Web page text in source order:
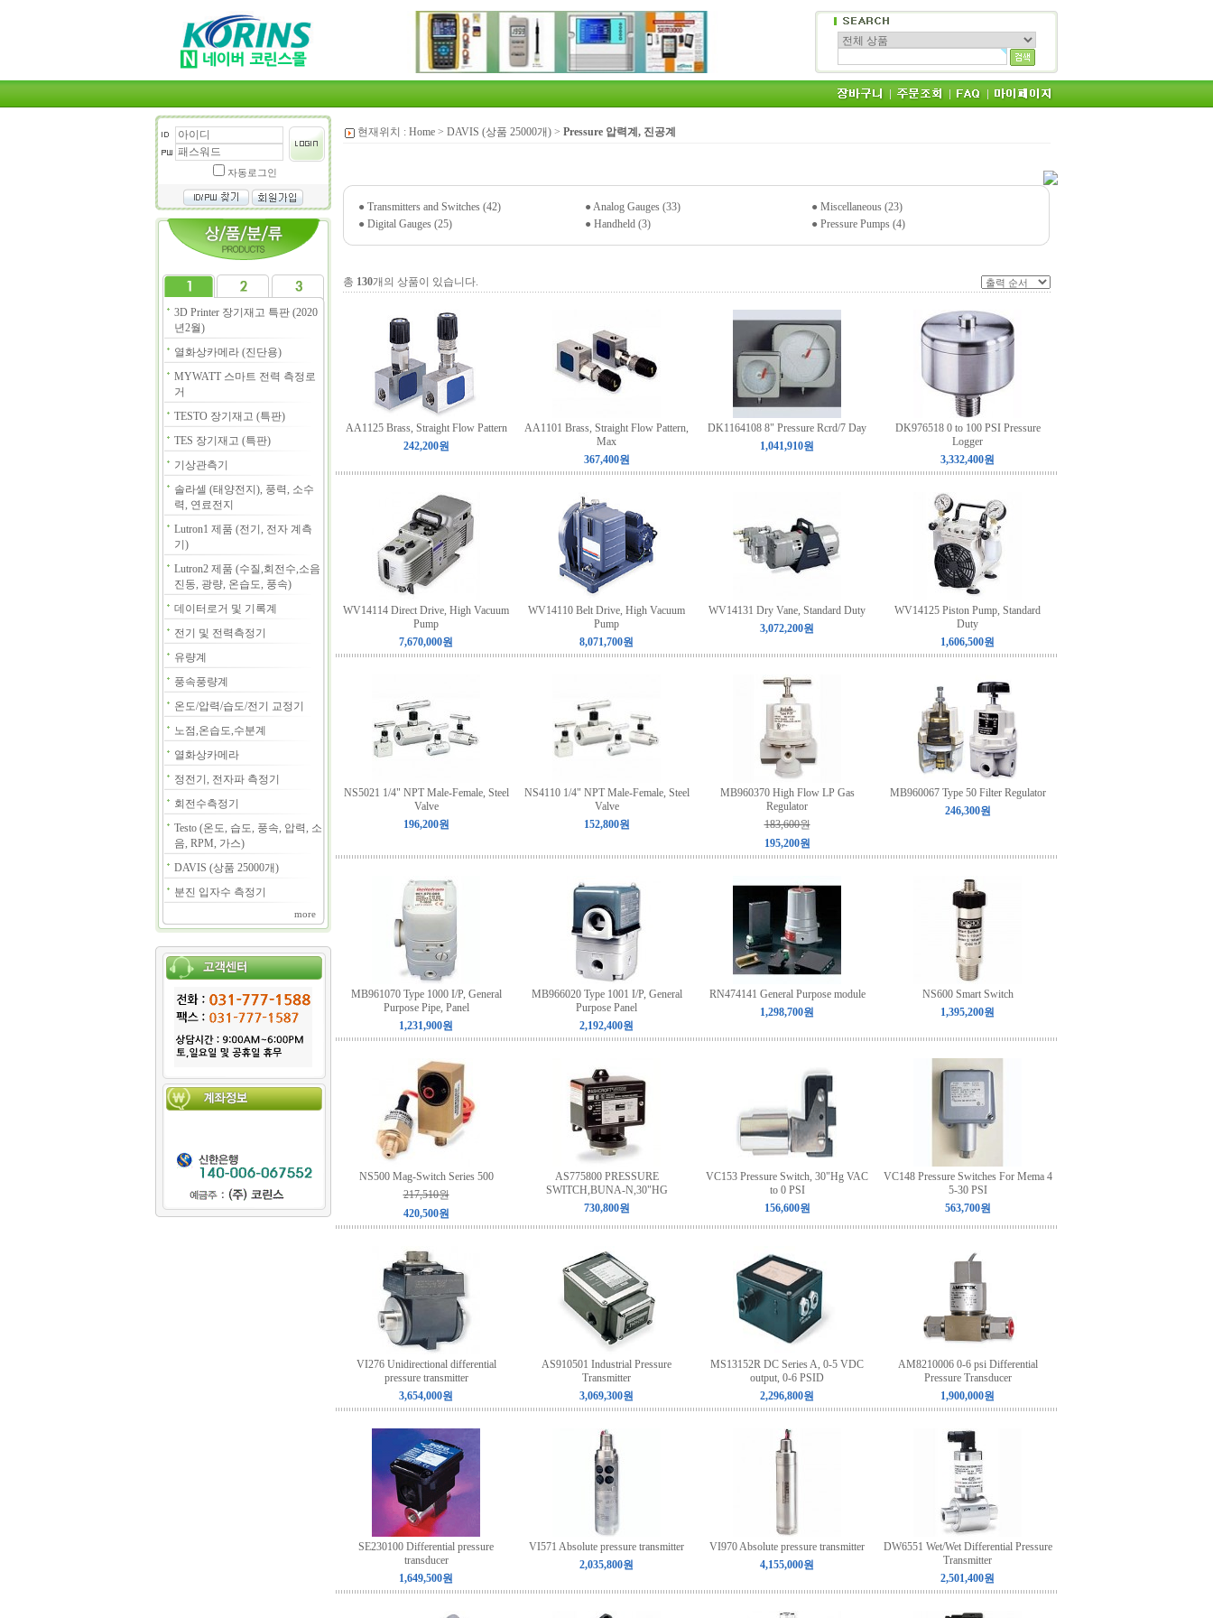
자동로그인
3D Printer 장기재고 특판 (2020
년2월)
열화상카메라 (진단용)
MYWATT 스마트 전력 측정로
거
TESTO 장기재고 (특판)
TES 장기재고 (특판)
기상관측기
솔라셀 (태양전지), 풍력, 소수
력, 연료전지
Lutron1 제품 (전기, 전자 계측
기)
Lutron2 제품 (수질,회전수,소음
진동, 광량, 온습도, 풍속)
데이터로거 및 기록계
전기 및 전력측정기
유량계
풍속풍량계
온도/압력/습도/전기 교정기
노점,온습도,수분계
열화상카메라
정전기, 전자파 측정기
회전수측정기
Testo (온도, 습도, 풍속, 압력, 소
음, RPM, 가스)
DAVIS (상품 25000개)
분진 입자수 측정기
more
현재위치 : Home > DAVIS (상품 25000개) > Pressure 압력계, 진공계
● Transmitters and Switches (42) ●Analog Gauges (33) ● Miscellaneous (23)
● Digital Gauges (25) ● Handheld (3) ● Pressure Pumps (4)
총 130개의 상품이 있습니다.
AA1125 Brass, Straight Flow Pattern
242,200원
AA1101 Brass, Straight Flow Pattern,
Max
367,400원
DK1164108 8" Pressure Rcrd/7 Day
1,041,910원
DK976518 0 to 100 PSI Pressure
Logger
3,332,400원
WV14114 Direct Drive, High Vacuum
Pump
7,670,000원
WV14110 Belt Drive, High Vacuum
Pump
8,071,700원
WV14131 Dry Vane, Standard Duty
3,072,200원
WV14125 Piston Pump, Standard
Duty
1,606,500원
NS5021 1/4" NPT Male-Female, Steel
Valve
196,200원
NS4110 1/4" NPT Male-Female, Steel
Valve
152,800원
MB960370 High Flow LP Gas
Regulator
183,600원
195,200원
MB960067 Type 50 Filter Regulator
246,300원
MB961070 Type 1000 I/P, General
Purpose Pipe, Panel
1,231,900원
MB966020 Type 1001 I/P, General
Purpose Panel
2,192,400원
RN474141 General Purpose module
1,298,700원
NS600 Smart Switch
1,395,200원
NS500 Mag-Switch Series 500
217,510원
420,500원
AS775800 PRESSURE
SWITCH,BUNA-N,30"HG
730,800원
VC153 Pressure Switch, 30"Hg VAC
to 0 PSI
156,600원
VC148 Pressure Switches For Mema 4
5-30 PSI
563,700원
VI276 Unidirectional differential
pressure transmitter
3,654,000원
AS910501 Industrial Pressure
Transmitter
3,069,300원
MS13152R DC Series A, 0-5 VDC
output, 0-6 PSID
2,296,800원
AM8210006 0-6 psi Differential
Pressure Transducer
1,900,000원
SE230100 Differential pressure
transducer
1,649,500원
VI571 Absolute pressure transmitter
2,035,800원
VI970 Absolute pressure transmitter
4,155,000원
DW6551 Wet/Wet Differential Pressure
Transmitter
2,501,400원